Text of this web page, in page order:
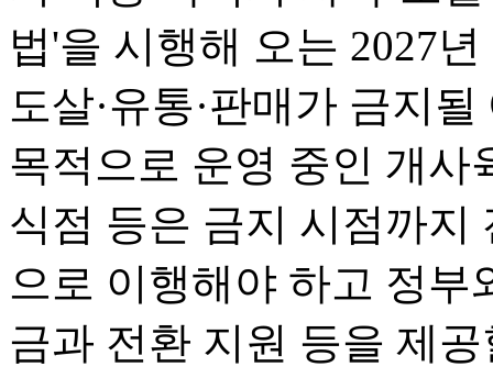
법'을 시행해 오는 2027
도살·유통·판매가 금지
목적으로 운영 중인 개사
식점 등은 금지 시점까지
으로 이행해야 하고 정부
금과 전환 지원 등을 제